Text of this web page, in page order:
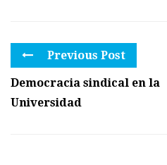
Previous Post
Democracia sindical en la
Universidad